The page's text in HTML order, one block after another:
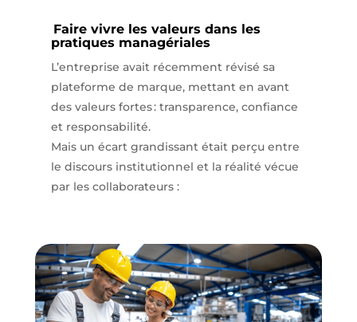
Faire vivre les valeurs dans les
pratiques managériales
L’entreprise avait récemment révisé sa
plateforme de marque, mettant en avant
des valeurs fortes : transparence, confiance
et responsabilité.
Mais un écart grandissant était perçu entre
le discours institutionnel et la réalité vécue
par les collaborateurs :